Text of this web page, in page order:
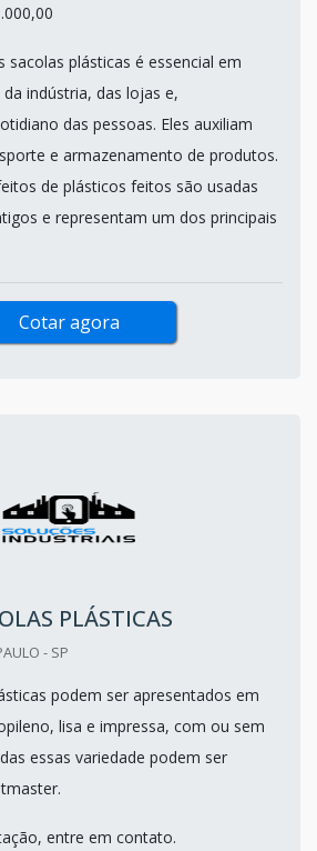
sacolas plásticas é essencial em
indústria, das lojas e,
das pessoas. Eles auxiliam
e armazenamento de produtos.
de plásticos feitos são usadas
e representam um dos principais
Cotar agora
PLÁSTICAS
- SP
podem ser apresentados em
lisa e impressa, com ou sem
essas variedade podem ser
entre em contato.